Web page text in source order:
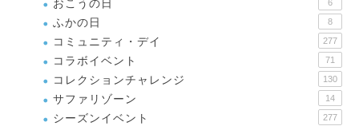
おこうの日 6
ふかの日 8
コミュニティ・デイ 277
コラボイベント 71
コレクションチャレンジ 130
サファリゾーン 14
シーズンイベント 277